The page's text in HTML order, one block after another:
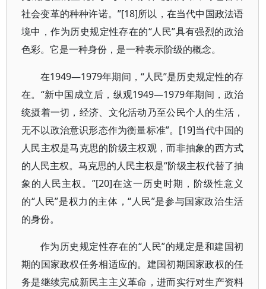
社会变革的种种许诺。”[18]所以，在当代中国政法语
境中，作为历史规定性存在的“人民”具有强烈的政治
色彩。它是一种身份，是一种表示阶级的概念。
在1949—1979年期间，“人民”是历史规定性的存
在。“新中国成立后，纵观1949—1979年期间，政治
统摄着一切，经济、文化活动乃至公民个人的生活，
无不以政治意识形态作为衡量标准”。[19]当代中国的
人民主权是马克思的阶级主权观，而非抽象的西方式
的人民主权。马克思的人民主权是“阶级主权代替了抽
象的人民主权。”[20]在这一历史时期，阶级性意义
的“人民”是权力的主体，“人民”是参与国家政治生活
的身份。
作为历史规定性存在的“人民”的规定是和建国初
期的国家政权任务相适应的。建国初期国家政权的任
务是继续完成新民主主义革命，进而实行对生产资料